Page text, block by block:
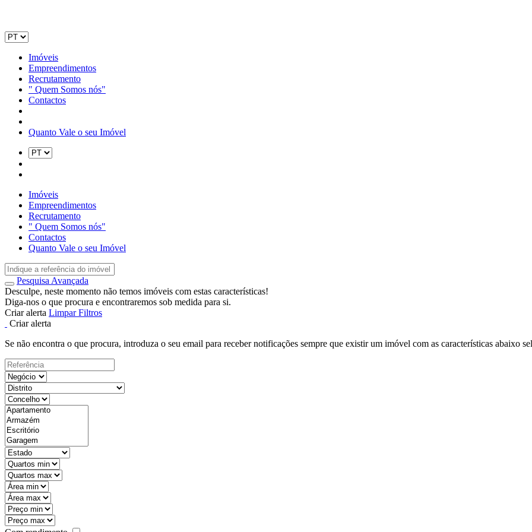
Imóveis
Empreendimentos
Recrutamento
" Quem Somos nós"
Contactos
Quanto Vale o seu Imóvel
Imóveis
Empreendimentos
Recrutamento
" Quem Somos nós"
Contactos
Quanto Vale o seu Imóvel
Pesquisa Avançada
Desculpe, neste momento não temos imóveis com estas características!
Diga-nos o que procura e encontraremos sob medida para si.
Criar alerta Limpar Filtros
Criar alerta
Se não encontra o que procura, introduza o seu email para receber notificações sempre que existir um imóvel com as características abaixo